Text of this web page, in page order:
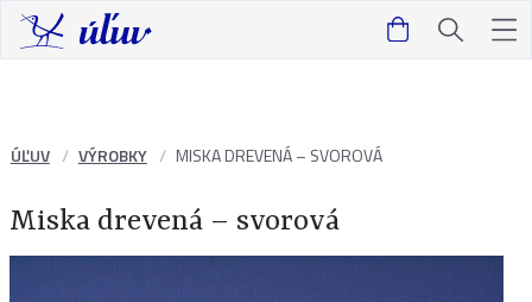
ÚĽUV VÝROBKY MISKA DREVENÁ – SVOROVÁ
Miska drevená – svorová